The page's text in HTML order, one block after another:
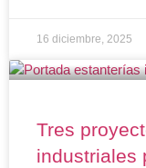
16 diciembre, 2025
Tres
industriales